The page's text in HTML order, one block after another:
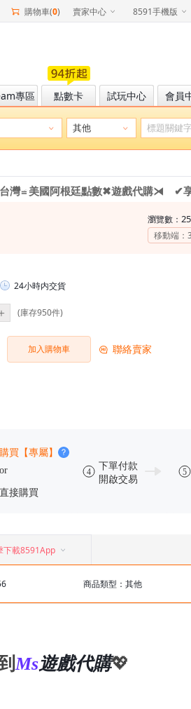
購物車(0) 賣家中心 8591手機版
專區 點數卡 試玩中心 會員
灣≌美國阿根廷點數✖遊戲代購⧕ ✔
瀏覽數：
移動端：
24小時内交貨
(庫存950件)
加入購物車 聯絡賣家
下載8591App
商品類型：其他
Ms遊戲代購💖